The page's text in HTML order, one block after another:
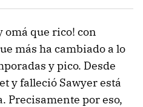
omá que rico! con
más ha cambiado a lo
y pico. Desde
y falleció Sawyer está
Precisamente por eso,